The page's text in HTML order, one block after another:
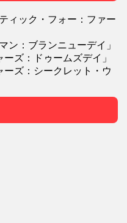
ィック・フォー：ファー
：ブランニューデイ」
ズ：ドゥームズデイ」
ズ：シークレット・ウ